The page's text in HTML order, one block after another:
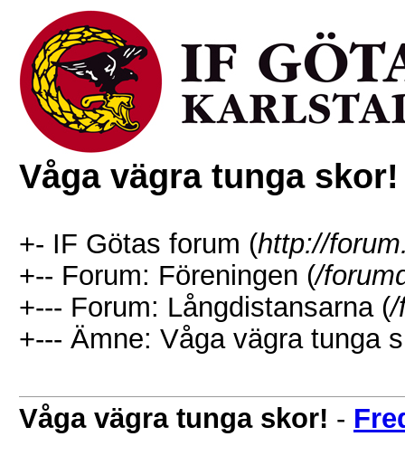
Våga vägra tunga
+- IF Götas forum (http://
+-- Forum: Föreningen (/
+--- Forum: Långdistansarna (/
+--- Ämne: Våga vägra tunga
Våga vägra tunga skor! -